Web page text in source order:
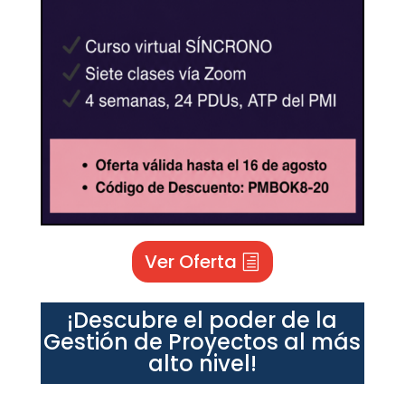
Ver Oferta
¡Descubre el poder de la
Gestión de Proyectos al más
alto nivel!